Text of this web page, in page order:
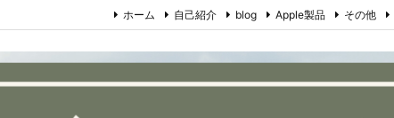
ホーム 自己紹介 blog Apple製品 その他